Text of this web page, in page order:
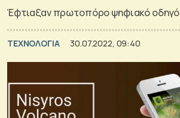
Έφτιαξαν πρωτοπόρο ψηφιακό οδηγό
ΤΕΧΝΟΛΟΓΙΑ 30.07.2022, 09:40